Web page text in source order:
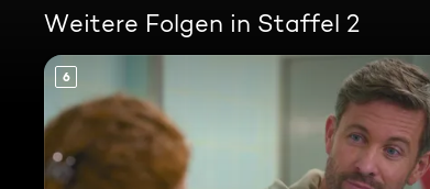
Weitere Folgen in Staffel 2
6